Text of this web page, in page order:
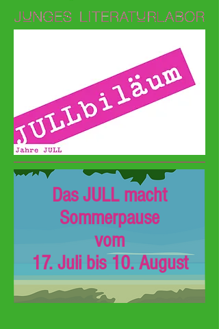
Das JULL macht
Sommerpause
vom
17. Juli bis 10. August